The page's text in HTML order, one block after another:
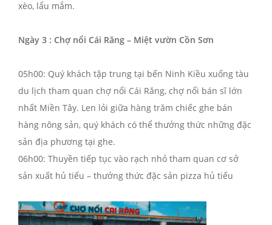
xèo, lẩu mắm.
Ngày 3 : Chợ nổi Cái Răng – Miệt vườn Cồn Sơn
05h00: Quý khách tập trung tại bến Ninh Kiều xuống tàu
du lịch tham quan chợ nổi Cái Răng, chợ nổi bán sĩ lớn
nhất Miền Tây. Len lỏi giữa hàng trăm chiếc ghe bán
hàng nông sản, quý khách có thể thưởng thức những đặc
sản địa phương tại ghe.
06h00: Thuyền tiếp tục vào rạch nhỏ tham quan cơ sở
sản xuất hủ tiếu – thưởng thức đặc sản pizza hủ tiếu